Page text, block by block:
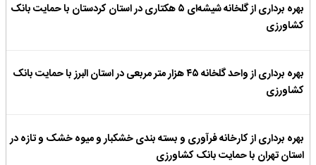
بهره برداری از گلخانه شیشه‌ای ۵ هکتاری در استان کردستان با حمایت بانک
کشاورزی
بهره برداری از واحد گلخانه ۴۵ هزار متر مربعی در استان البرز با حمایت بانک
کشاورزی
بهره برداری از کارخانه فرآوری و بسته بندی خشکبار و میوه خشک و تازه در
استان تهران با حمایت بانک کشاورزی